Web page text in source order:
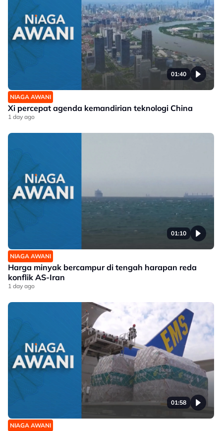
01:40
NIAGA AWANI
Xi percepat agenda kemandirian teknologi China
1 day ago
01:10
NIAGA AWANI
Harga minyak bercampur di tengah harapan reda
konflik AS-Iran
1 day ago
01:58
NIAGA AWANI